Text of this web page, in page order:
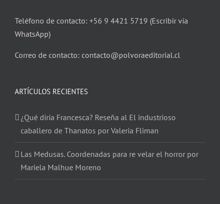
Teléfono de contacto: +56 9 4421 5719 (Escribir vía
WhatsApp)
Correo de contacto: contacto@polvoraeditorial.cl
ARTÍCULOS RECIENTES
¿Qué diría Francesca? Reseña al El industrioso
caballero de Thanatos por Valeria Fliman
Las Medusas. Coordenadas para re velar el horror por
Mariela Malhue Moreno